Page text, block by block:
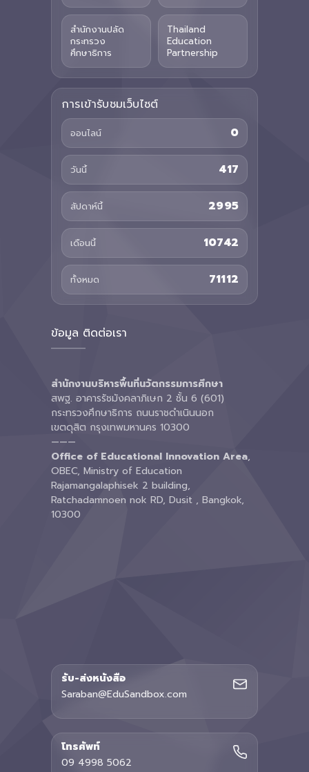
สำนักงานปลัด
กระทรวง
ศึกษาธิการ
Thailand
Education
Partnership
การเข้ารับชมเว็บไซต์
ออนไลน์ 0
วันนี้ 417
สัปดาห์นี้ 2995
เดือนนี้ 10742
ทั้งหมด 71112
ข้อมูล ติดต่อเรา
สำนักงานบริหารพื้นที่นวัตกรรมการศึกษา
สพฐ. อาคารรัชมังคลาภิเษก 2 ชั้น 6 (601)
กระทรวงศึกษาธิการ ถนนราชดำเนินนอก
เขตดุสิต กรุงเทพมหานคร 10300
———
Office of Educational Innovation Area,
OBEC, Ministry of Education
Rajamangalaphisek 2 building,
Ratchadamnoen nok RD, Dusit , Bangkok,
10300
รับ-ส่งหนังสือ
Saraban@EduSandbox.com
โทรศัพท์
09 4998 5062